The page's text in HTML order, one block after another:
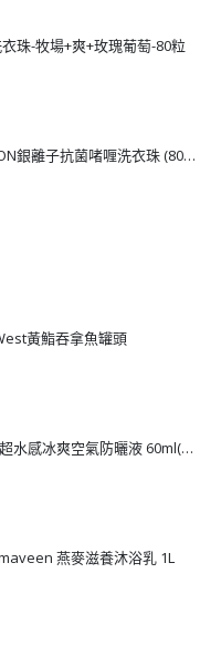
珠-牧場+爽+玫瑰葡萄-80粒
[J111043] 日本BON BON銀離子抗菌啫喱洗衣珠 (80粒)
黃鮨吞拿魚罐頭
[K608073]韓國 Whoo超水感冰爽空氣防曬液 60ml(送13ml*4支)
燕麥滋養沐浴乳 1L